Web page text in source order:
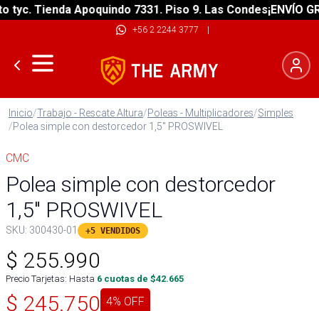
Tienda Apoquindo 7331. Piso 9. Las Condes¡ENVÍO
+56 2 2244 3777 |
Inicio/Trabajo - Rescate Altura/Poleas - Multiplicadores/Simples
/Polea simple con destorcedor 1,5″ PROSWIVEL
CMC
Polea simple con destorcedor
1,5″ PROSWIVEL
SKU: 300430-01 +5 VENDIDOS
$ 255.990
Precio Tarjetas: Hasta 6 cuotas de $42.665
$ 245.750 4% OFF